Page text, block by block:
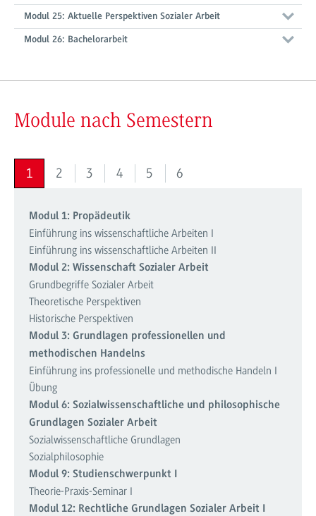
Modul 25: Aktuelle Perspektiven Sozialer Arbeit
Modul 26: Bachelorarbeit
Module nach Semestern
1 2 3 4 5 6
Modul 1: Propädeutik
Einführung ins wissenschaftliche Arbeiten I
Einführung ins wissenschaftliche Arbeiten II
Modul 2: Wissenschaft Sozialer Arbeit
Grundbegriffe Sozialer Arbeit
Theoretische Perspektiven
Historische Perspektiven
Modul 3: Grundlagen professionellen und
methodischen Handelns
Einführung ins professionelle und methodische Handeln I
Übung
Modul 6: Sozialwissenschaftliche und philosophische
Grundlagen Sozialer Arbeit
Sozialwissenschaftliche Grundlagen
Sozialphilosophie
Modul 9: Studienschwerpunkt I
Theorie-Praxis-Seminar I
Modul 12: Rechtliche Grundlagen Sozialer Arbeit I